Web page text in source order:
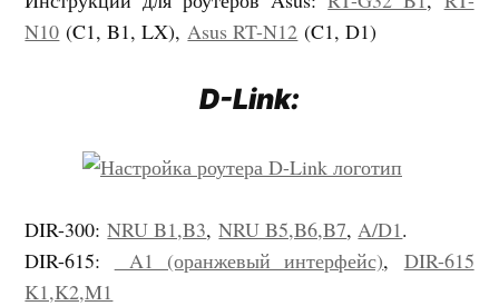
N10 (C1, B1, LX), Asus RT-N12 (C1, D1)
D-Link:
DIR-300:NRU B1,B3,NRU B5,B6,B7, A/D1.
DIR-615:
A1 (оранжевый интерфейс), DIR-615
K1,K2,M1